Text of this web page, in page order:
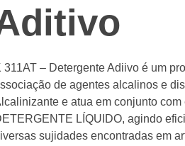
311AT – Detergente Adiivo é um
de agentes alcalinos e
e atua em conjunto com
LÍQUIDO, agindo
sujidades encontradas em